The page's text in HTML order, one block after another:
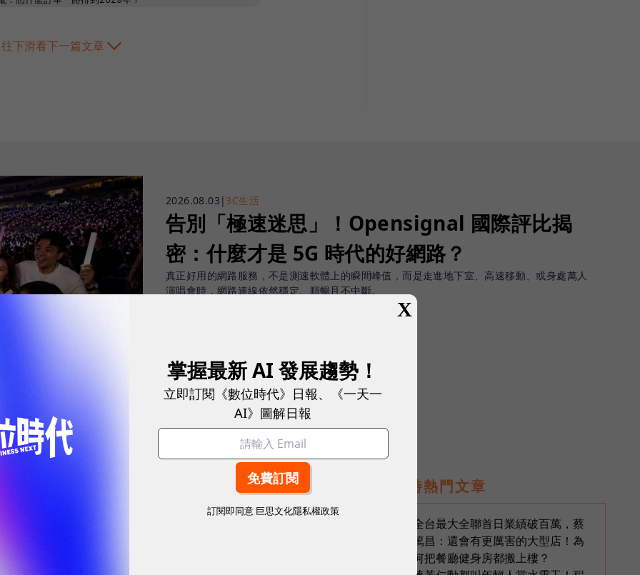
往下滑看下一篇文章
2026.08.03 | 3C生活
告別「極速迷思」！Opensignal 國際評比揭
密：什麼才是 5G 時代的好網路？
真正好用的網路服務，不是測速軟體上的瞬間峰值，而是走進地下室、高速移動、或身處萬人
演唱會時，網路連線依然穩定、順暢且不中斷。
sponsored by
台灣大哥大
要指標，但在 5G 成為工作、娛樂、生活不可或缺
快的網速，如果不能讓其在人潮聚集、高速移動或
即時熱門文章
全台最大全聯首日業績破百萬，蔡
篤昌：還會有更厲害的大型店！為
何把餐廳健身房都搬上樓？
X
掌握最新 AI 發展趨勢！
立即訂閱《數位時代》日報、《一天一
AI》圖解日報
訂閱即同意 巨思文化隱私權政策